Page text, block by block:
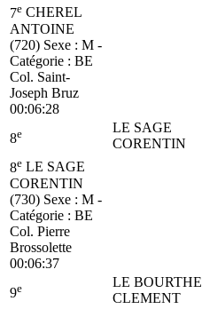
7e CHEREL
ANTOINE
(720) Sexe : M -
Catégorie : BE
Col. Saint-
Joseph Bruz
00:06:28
8e
LE SAGE
CORENTIN
8e LE SAGE
CORENTIN
(730) Sexe : M -
Catégorie : BE
Col. Pierre
Brossolette
00:06:37
9e
LE BOURTHE
CLEMENT